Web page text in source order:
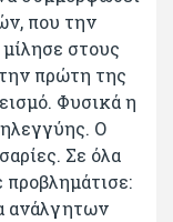
που την
στους
πρώτη της
Φυσικά η
Ο
Σε όλα
ανάλγητων